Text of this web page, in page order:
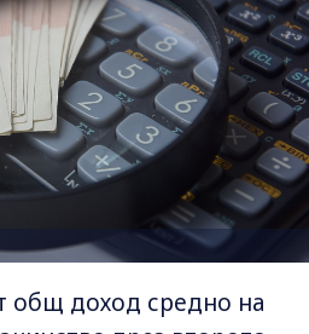
общ доход средно на